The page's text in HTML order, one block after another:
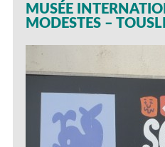
MUSÉE
MODESTES –